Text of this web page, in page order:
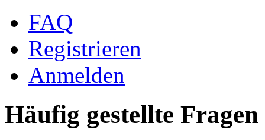
FAQ
Registrieren
Anmelden
Häufig gestellte Fragen